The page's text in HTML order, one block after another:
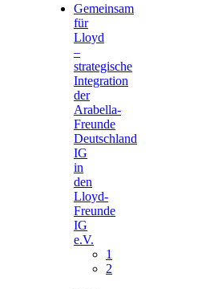
Gemeinsam
für
Lloyd
–
strategische
Integration
der
Arabella-
Freunde
Deutschland
IG
in
den
Lloyd-
Freunde
IG
e.V.
1
2